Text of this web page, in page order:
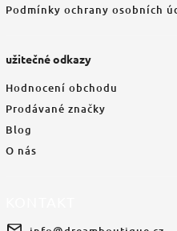
Podmínky ochrany osobních
užitečné odkazy
Hodnocení obchodu
Prodávané značky
Blog
O nás